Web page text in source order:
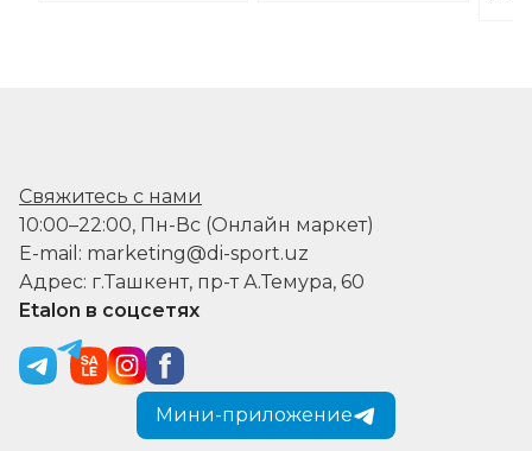
Свяжитесь с нами
10:00–22:00, Пн-Вс (Онлайн маркет)
E-mail: marketing@di-sport.uz
Адрес: г.Ташкент, пр-т А.Темура, 60
Etalon в соцсетях
Мини-приложение